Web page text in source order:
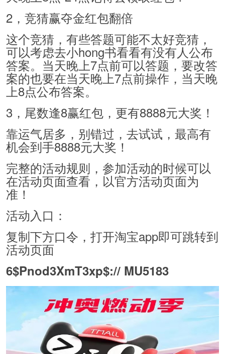
2，竞猜赢夺金红包翻倍
这个竞猜，有些答题可能不太好竞猜，
可以考虑去小hong书看看有没有人公布
答案。当天晚上7点前可以答题，要改答
案的也要在当天晚上7点前操作，当天晚
上8点公布答案。
3，尾数逢8赢红包，更有8888元大奖！
靠运气居多，别错过，去试试，最高有
机会到手8888元大奖！
完整的活动规则，参加活动的时候可以
在活动页面查看，以官方活动页面为
准！
活动入口：
复制下方口令，打开淘宝app即可跳转到
活动页面
6$Pnod3XmT3xp$:// MU5183